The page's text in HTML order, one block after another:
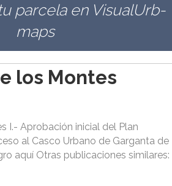
parcela en VisualUrb-
maps
los Montes
I.- Aprobación inicial del Plan
al Casco Urbano de Garganta de
aquí Otras publicaciones similares: